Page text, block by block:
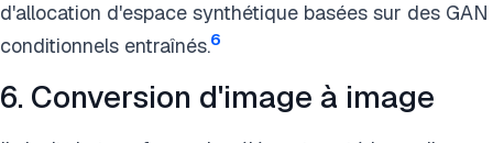
d'allocation d'espace synthétique basées sur des GAN
conditionnels entraînés.6
6. Conversion d'image à image